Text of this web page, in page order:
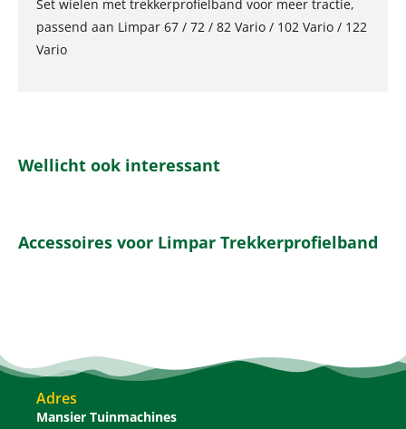
Set wielen met trekkerprofielband voor meer tractie,
passend aan Limpar 67 / 72 / 82 Vario / 102 Vario / 122
Vario
Wellicht ook interessant
Accessoires voor Limpar Trekkerprofielband
Adres
Mansier Tuinmachines